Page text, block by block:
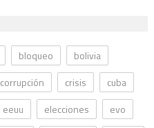
bloqueo
bolivia
corrupción crisis
cuba
eeuu elecciones evo